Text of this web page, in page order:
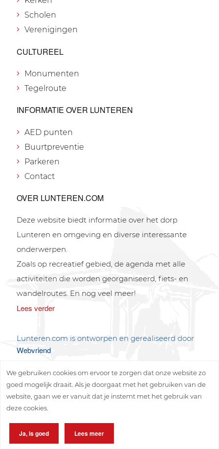
Scholen
Verenigingen
CULTUREEL
Monumenten
Tegelroute
INFORMATIE OVER LUNTEREN
AED punten
Buurtpreventie
Parkeren
Contact
OVER LUNTEREN.COM
Deze website biedt informatie over het dorp
Lunteren en omgeving en diverse interessante
onderwerpen.
Zoals op recreatief gebied, de agenda met alle
activiteiten die worden georganiseerd, fiets- en
wandelroutes. En nog veel meer!
Lees verder
Lunteren.com is ontworpen en gerealiseerd door
Webvriend
We gebruiken cookies om ervoor te zorgen dat onze website zo
goed mogelijk draait. Als je doorgaat met het gebruiken van de
website, gaan we er vanuit dat je instemt met het gebruik van
deze cookies.
Ja, is goed Lees meer